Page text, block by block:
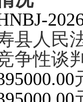
县人民
争性谈
00.00